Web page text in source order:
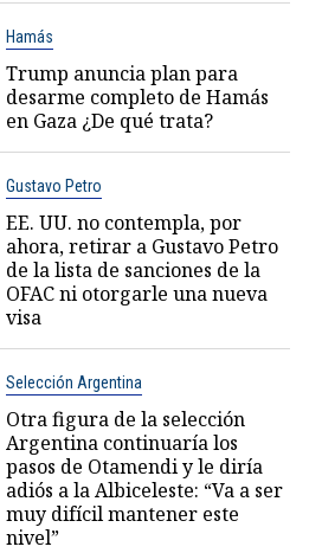
Hamás
Trump anuncia plan para
desarme completo de Hamás
en Gaza ¿De qué trata?
Gustavo Petro
EE. UU. no contempla, por
ahora, retirar a Gustavo Petro
de la lista de sanciones de la
OFAC ni otorgarle una nueva
visa
Selección Argentina
Otra figura de la selección
Argentina continuaría los
pasos de Otamendi y le diría
adiós a la Albiceleste: “Va a ser
muy difícil mantener este
nivel”